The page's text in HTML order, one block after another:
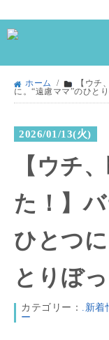
ホーム /
【ウチ
に。“遠慮ママ”のひと
2026/01/13(火)
【ウチ
た！】
ひとつ
とりぼ
カテゴリー： .新着
ー